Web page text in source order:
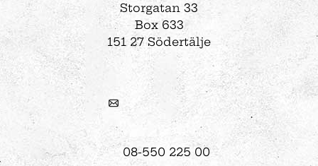
Storgatan 33
Box 633
151 27 Södertälje
08-550 225 00